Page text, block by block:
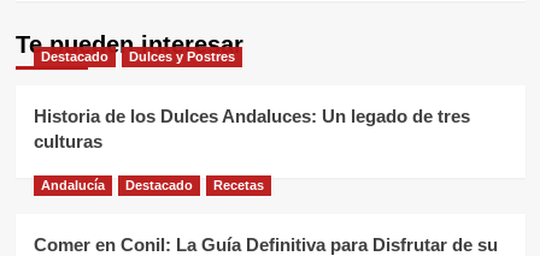
Te pueden interesar
Destacado Dulces y Postres
Historia de los Dulces Andaluces: Un legado de tres
culturas
Andalucía Destacado Recetas
Comer en Conil: La Guía Definitiva para Disfrutar de su